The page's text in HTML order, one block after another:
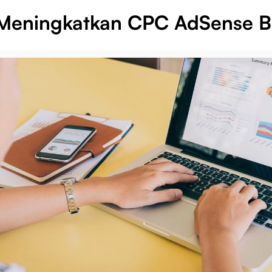
CPC AdSense